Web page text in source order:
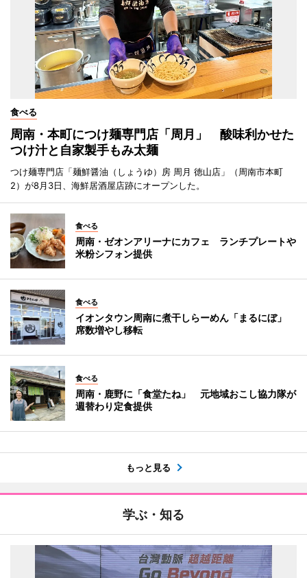
食べる
周南・本町につけ麺専門店「周月」 酸味利かせた
つけ汁と自家製手もみ太麺
つけ麺専門店「麺鮮醤油（しょうゆ）房 周月 徳山店」（周南市本町
2）が8月3日、海鮮居酒屋店跡にオープンした。
食べる
周南・ゼオンアリーナにカフェ ランチプレートや
米粉シフォン提供
食べる
イオンタウン周南に煮干しらーめん「まるにぼ」
席数増やし移転
食べる
周南・鹿野に「食堂たね」 元地域おこし協力隊が
週替わり定食提供
もっと見る
学ぶ・知る